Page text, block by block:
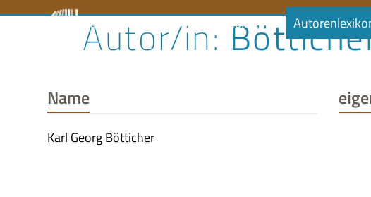
Literaturrat Audiobibliothek
Name
Karl Georg Bötticher